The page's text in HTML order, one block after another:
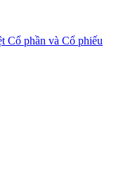
Cổ phần và Cổ phiếu